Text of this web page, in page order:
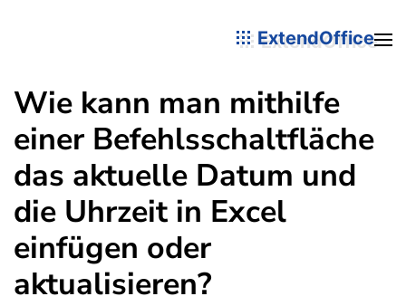
ExtendOffice
Wie kann man mithilfe
einer Befehlsschaltfläche
das aktuelle Datum und
die Uhrzeit in Excel
einfügen oder
aktualisieren?